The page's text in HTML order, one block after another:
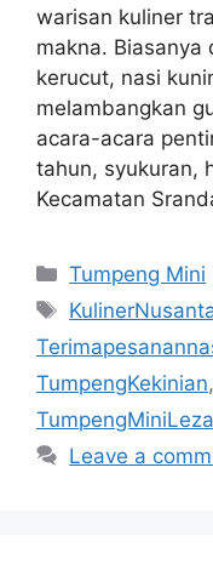
warisan kuliner
makna.
kerucut, nasi
melambangkan
acara-acara
tahun, syukuran,
Kecamatan
Categories
Tumpeng Mini
Tags
TumpengKekinian,
Leave a